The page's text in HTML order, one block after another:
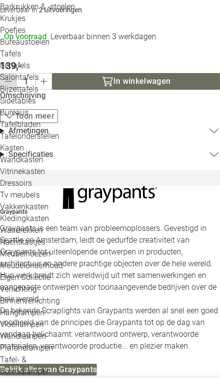
Barkrukken & -stoelen
Krukjes
Poefjes
Bureaustoelen
Tafels
Eettafels
Salontafels
Bijzettafels
Sidetables
Bureaus
Tafelbladen
Tafelonderstellen
Kasten
Wandkasten
Vitrinekasten
Dressoirs
Tv meubels
Vakkenkasten
Kledingkasten
Wandrekken
Nachtkastjes
Meubelhoezen
Meubelonderhoud
Eigen Collectie
Verlichting
Binnenverlichting
Hanglampen
Vloerlampen
Wandlampen
Plafondlampen
Tafel- &
Bureaulampen
Alle
Leverbaar in2 uitvoeringen
Op voorraad Leverbaar binnen 3 werkdagen
139,-
In winkelwagen
Omschrijving
Toon meer
Afmetingen
Specificaties
Graypants
Graypants is een team van probleemoplossers. Gevestigd in
Seattle en Amsterdam, leidt de gedurfde creativiteit van
Graypants tot uiteenlopende ontwerpen in producten,
architectuur en andere prachtige objecten over de hele wereld.
Hun werk breidt zich wereldwijd uit met samenwerkingen en
aangepaste ontwerpen voor toonaangevende bedrijven over de
hele wereld.
De bekende Scraplights van Graypants werden al snel een goed
voorbeeld van de principes die Graypants tot op de dag van
vandaag belichaamt: verantwoord ontwerp, verantwoorde
materialen, verantwoorde productie... en plezier maken.
Bekijk alles van Graypants